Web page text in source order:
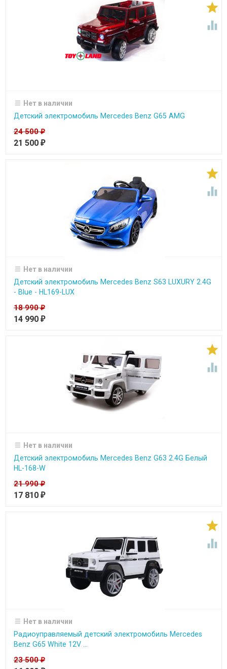


Нет в наличии
Детский электромобиль Mercedes Benz G65 AMG
24 500₽
21 500 ₽


Нет в наличии
Детский электромобиль Mercedes Benz S63 LUXURY 2.4G
- Blue - HL169-LUX
18 990₽
14 990 ₽


Нет в наличии
Детский электромобиль Mercedes Benz G63 2.4G Белый
HL-168-W
21 990₽
17 810 ₽


Нет в наличии
Радиоуправляемый детский электромобиль Mercedes
Benz G65 White 12V ...
23 500₽